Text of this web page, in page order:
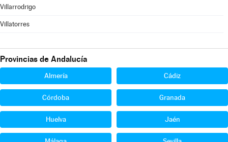
Villarrodrigo
Villatorres
Provincias de Andalucía
Almería Cádiz
Córdoba Granada
Huelva Jaén